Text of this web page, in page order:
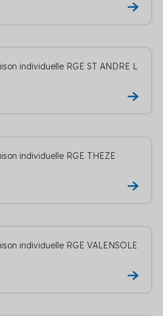
individuelle RGE ST ANDRE L
individuelle RGE THEZE
individuelle RGE VALENSOLE